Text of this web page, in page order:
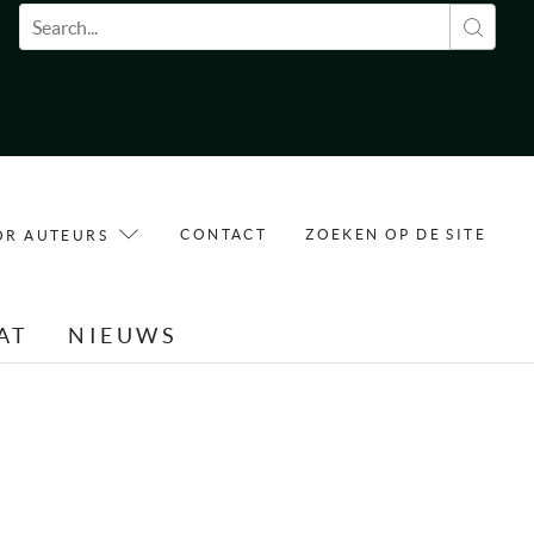
Zoekveld
AUTEURS CONTACT ZOEKEN OP DE SITE
NIEUWS